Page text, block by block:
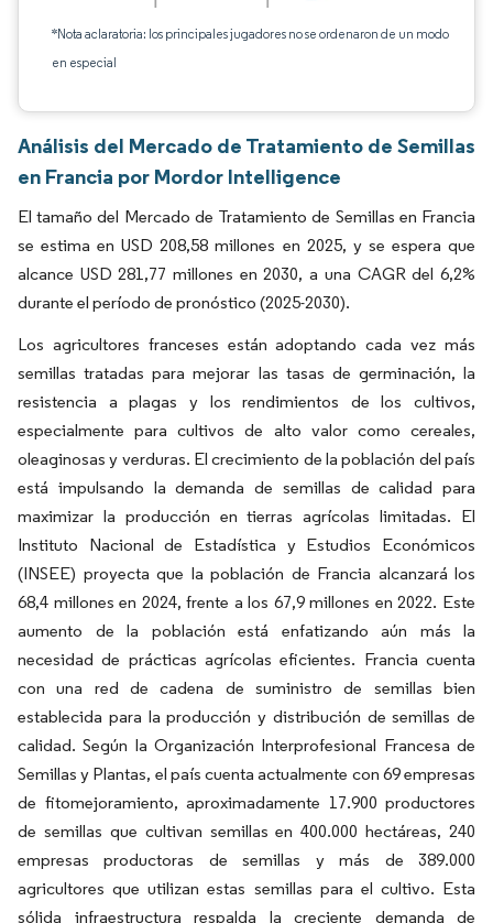
*Nota aclaratoria: los principales jugadores no se ordenaron de un modo
en especial
Análisis del Mercado de Tratamiento de Semillas
en Francia por Mordor Intelligence
El tamaño del Mercado de Tratamiento de Semillas en Francia
se estima en USD 208,58 millones en 2025, y se espera que
alcance USD 281,77 millones en 2030, a una CAGR del 6,2%
durante el período de pronóstico (2025-2030).
Los agricultores franceses están adoptando cada vez más
semillas tratadas para mejorar las tasas de germinación, la
resistencia a plagas y los rendimientos de los cultivos,
especialmente para cultivos de alto valor como cereales,
oleaginosas y verduras. El crecimiento de la población del país
está impulsando la demanda de semillas de calidad para
maximizar la producción en tierras agrícolas limitadas. El
Instituto Nacional de Estadística y Estudios Económicos
(INSEE) proyecta que la población de Francia alcanzará los
68,4 millones en 2024, frente a los 67,9 millones en 2022. Este
aumento de la población está enfatizando aún más la
necesidad de prácticas agrícolas eficientes. Francia cuenta
con una red de cadena de suministro de semillas bien
establecida para la producción y distribución de semillas de
calidad. Según la Organización Interprofesional Francesa de
Semillas y Plantas, el país cuenta actualmente con 69 empresas
de fitomejoramiento, aproximadamente 17.900 productores
de semillas que cultivan semillas en 400.000 hectáreas, 240
empresas productoras de semillas y más de 389.000
agricultores que utilizan estas semillas para el cultivo. Esta
sólida infraestructura respalda la creciente demanda de